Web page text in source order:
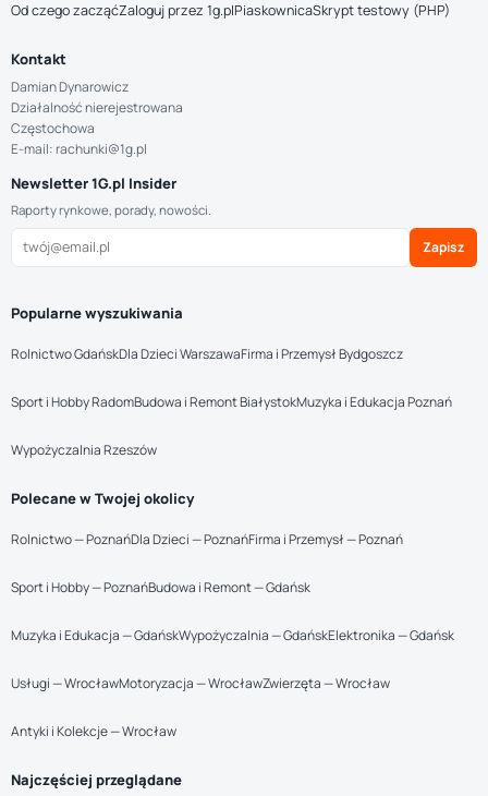
Od czego zacząćZaloguj przez 1g.plPiaskownicaSkrypt testowy (PHP)
Kontakt
Damian Dynarowicz
Działalność nierejestrowana
Częstochowa
E-mail: rachunki@1g.pl
Newsletter 1G.pl Insider
Raporty rynkowe, porady, nowości.
Zapisz
Popularne wyszukiwania
Rolnictwo GdańskDla Dzieci WarszawaFirma i Przemysł Bydgoszcz
Sport i Hobby RadomBudowa i Remont BiałystokMuzyka i Edukacja Poznań
Wypożyczalnia Rzeszów
Polecane w Twojej okolicy
Rolnictwo — PoznańDla Dzieci — PoznańFirma i Przemysł — Poznań
Sport i Hobby — PoznańBudowa i Remont — Gdańsk
Muzyka i Edukacja — GdańskWypożyczalnia — GdańskElektronika — Gdańsk
Usługi — WrocławMotoryzacja — WrocławZwierzęta — Wrocław
Antyki i Kolekcje — Wrocław
Najczęściej przeglądane